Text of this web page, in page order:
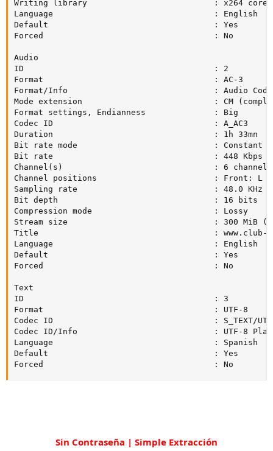
Writing library                          : x264 core
Language                                 : English
Default                                  : Yes
Forced                                   : No
Audio
ID                                       : 2
Format                                   : AC-3
Format/Info                              : Audio
Mode extension                           : CM
Format settings, Endianness              : Big
Codec ID                                 : A_AC3
Duration                                 : 1h 33mn
Bit rate mode                            : Constant
Bit rate                                 : 448 Kbps
Channel(s)                               : 6 channels
Channel positions                        : Front: L C
Sampling rate                            : 48.0 KHz
Bit depth                                : 16 bits
Compression mode                         : Lossy
Stream size                              : 300 MiB
Title                                    : www.club-
Language                                 : English
Default                                  : Yes
Forced                                   : No
Text
ID                                       : 3
Format                                   : UTF-8
Codec ID                                 : S_TEXT/
Codec ID/Info                            : UTF-8
Language                                 : Spanish
Default                                  : Yes
Forced                                   : No
Sin Contraseña | Simple Extracción